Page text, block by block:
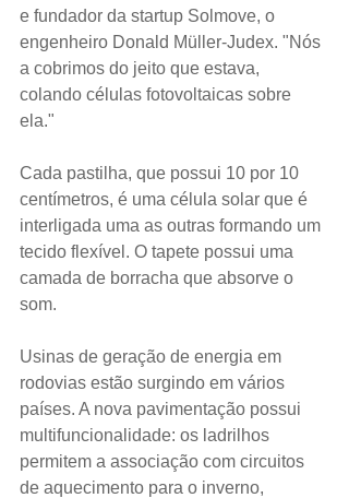
e fundador da startup Solmove, o
engenheiro Donald Müller-Judex. "Nós
a cobrimos do jeito que estava,
colando células fotovoltaicas sobre
ela."
Cada pastilha, que possui 10 por 10
centímetros, é uma célula solar que é
interligada uma as outras formando um
tecido flexível. O tapete possui uma
camada de borracha que absorve o
som.
Usinas de geração de energia em
rodovias estão surgindo em vários
países. A nova pavimentação possui
multifuncionalidade: os ladrilhos
permitem a associação com circuitos
de aquecimento para o inverno,